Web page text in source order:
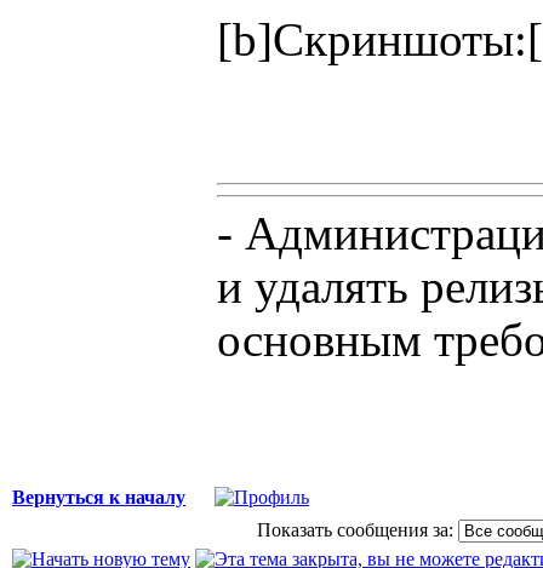
-
и удалять
основным
Вернуться к началу
Показать сообщения за: